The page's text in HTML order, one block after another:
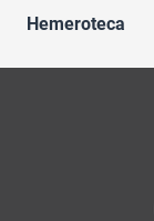
Hemeroteca